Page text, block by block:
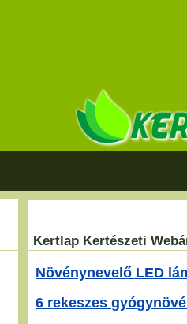
Kertlap Kertészeti
Növénynevelő LED
6 rekeszes